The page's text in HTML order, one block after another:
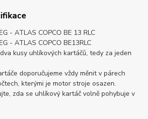
- ATLAS COPCO BE 13 RLC
- ATLAS COPCO BE13RLC
kusy uhlíkových kartáčů, tedy za jeden
doporučujeme vždy měnit v párech
kterými je motor stroje osazen.
zda se uhlíkový kartáč volně pohybuje v